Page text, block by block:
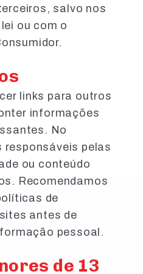
salvo nos
ou com o
links para outros
informações
No
pelas
ou conteúdo
Recomendamos
de
antes de
pessoal.
de 13